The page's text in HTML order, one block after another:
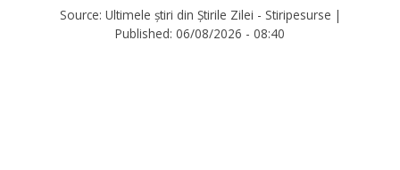
Source: Ultimele știri din Știrile Zilei - Stiripesurse |
Published: 06/08/2026 - 08:40